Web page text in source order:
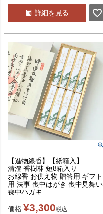
詳細を見る
【進物線香】【紙箱入】
清澄 香樹林 短8箱入り
お線香 お供え物 贈答用 ギフト
用 法事 喪中はがき 喪中見舞い
喪中ハガキ
価格 ¥3,300税込